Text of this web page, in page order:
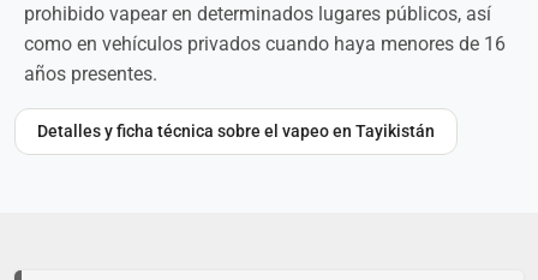
prohibido vapear en determinados lugares públicos, así
como en vehículos privados cuando haya menores de 16
años presentes.
Detalles y ficha técnica sobre el vapeo en Tayikistán